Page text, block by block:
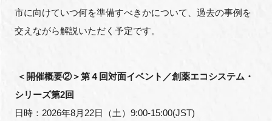
市に向けていつ何を準備すべきかについて、過去の事例を
交えながら解説いただく予定です。
＜開催概要②＞第４回対面イベント／創薬エコシステム・
シリーズ第2回
日時：2026年8月22日（土）9:00-15:00(JST)